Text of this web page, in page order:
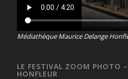
Médiathèque Maurice Delange
LE FESTIVAL ZOOM PHOTO
HONFLEUR